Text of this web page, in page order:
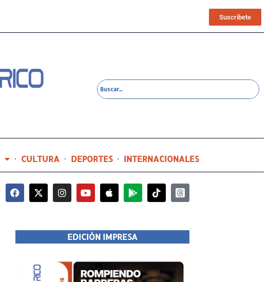
Suscríbete
CULTURA DEPORTES INTERNACIONALES
22 horas ago
EDICIÓN IMPRESA